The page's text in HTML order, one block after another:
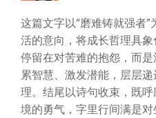
这篇文字以“磨难铸就强者
活的意向，将成长哲理具
停留在对苦难的抱怨，而
累智慧、激发潜能，层层
理。结尾以诗句收束，既
境的勇气，字里行间满是